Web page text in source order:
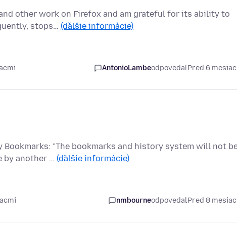
other work on Firefox and am grateful for its ability to
stops… (ďalšie informácie)
AntonioLambeodpovedalPred 6
"The bookmarks and history system will not
by another … (ďalšie informácie)
nmbourneodpovedalPred 8